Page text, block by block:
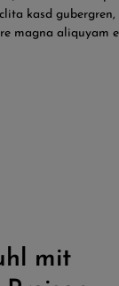
kasd
magna aliquyam
mit